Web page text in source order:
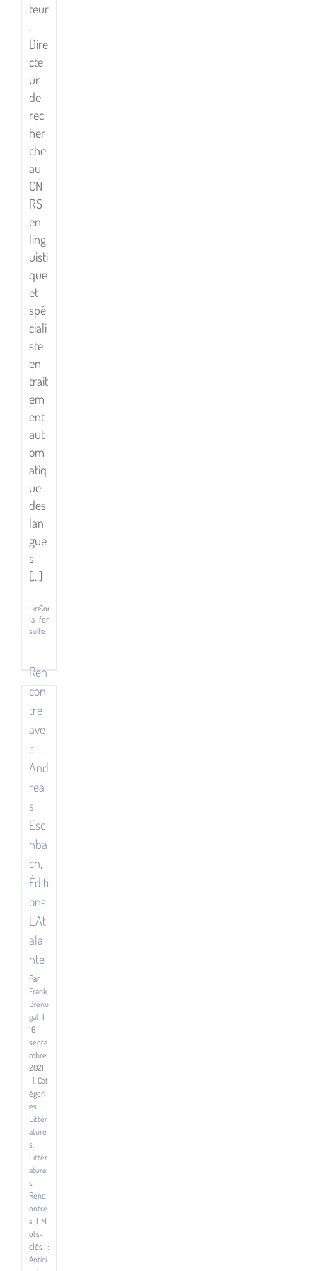
teur
,
Dire
cte
ur
de
rec
her
che
au
CN
RS
en
ling
uisti
que
et
spé
ciali
ste
en
trait
em
ent
aut
om
atiq
ue
des
lan
gue
s
[...]
Lire
la
suite
Commentaires
fermés
Ren
con
tre
ave
c
And
rea
s
Esc
hba
ch,
Éditi
ons
L’At
ala
nte
Par
Frank
Brénu
gat |
16
septe
mbre
2021
| Cat
égori
es :
Littér
ature
s,
Littér
ature
s
Renc
ontre
s | M
ots-
clés :
Antici